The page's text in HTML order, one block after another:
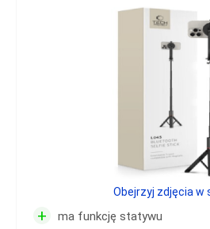
+ ma funkcję statywu
Obejrzyj zdjęcia w